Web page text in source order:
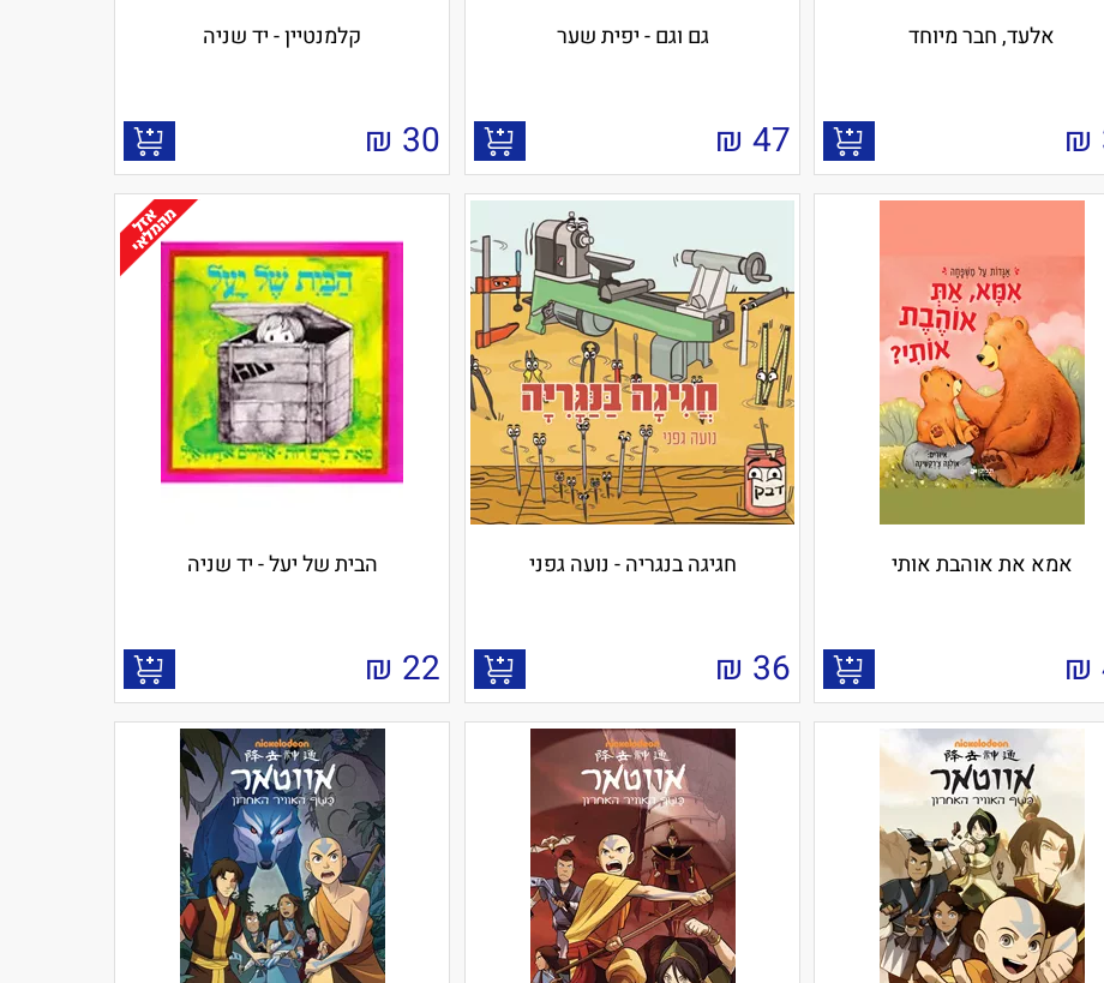
אלעד, חבר מיוחד
₪
גם וגם - יפית שער
47
₪
קלמנטיין - יד שניה
30
₪
אמא את אוהבת אותי
₪
חגיגה בנגריה - נועה גפני
36
₪
הבית של יעל - יד שניה
22
₪